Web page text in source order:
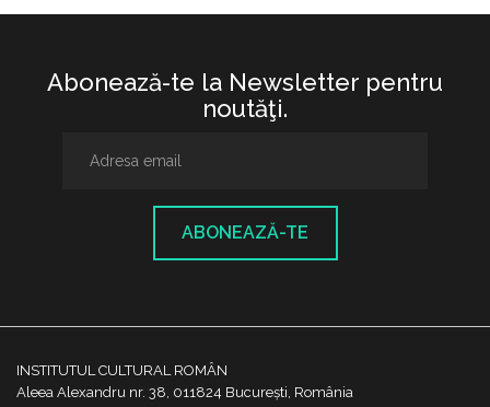
Abonează-te la Newsletter pentru
noutăţi.
ABONEAZĂ-TE
INSTITUTUL CULTURAL ROMÂN
Aleea Alexandru nr. 38, 011824 București, România